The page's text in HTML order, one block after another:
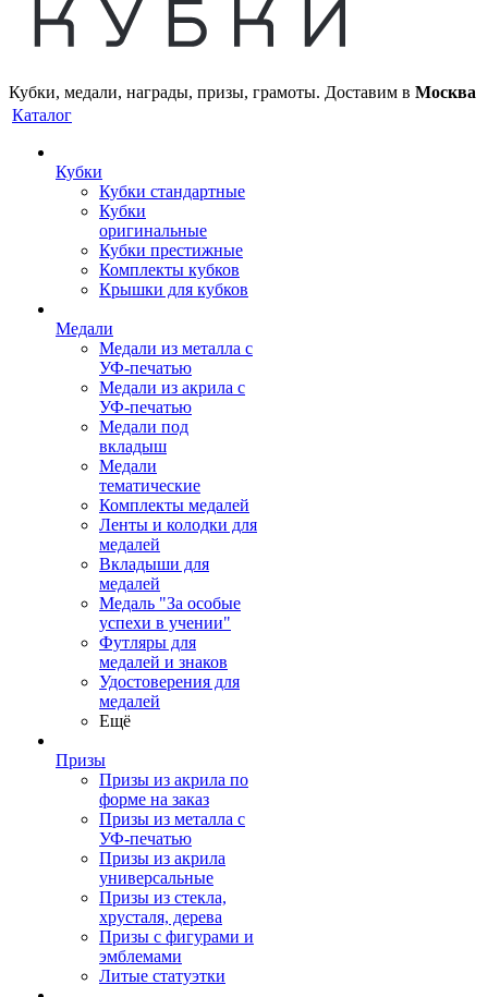
Кубки, медали, награды, призы, грамоты. Доставим в Москва
Каталог
Кубки
Кубки стандартные
Кубки
оригинальные
Кубки престижные
Комплекты кубков
Крышки для кубков
Медали
Медали из металла с
УФ-печатью
Медали из акрила с
УФ-печатью
Медали под
вкладыш
Медали
тематические
Комплекты медалей
Ленты и колодки для
медалей
Вкладыши для
медалей
Медаль "За особые
успехи в учении"
Футляры для
медалей и знаков
Удостоверения для
медалей
Ещё
Призы
Призы из акрила по
форме на заказ
Призы из металла с
УФ-печатью
Призы из акрила
универсальные
Призы из стекла,
хрусталя, дерева
Призы с фигурами и
эмблемами
Литые статуэтки